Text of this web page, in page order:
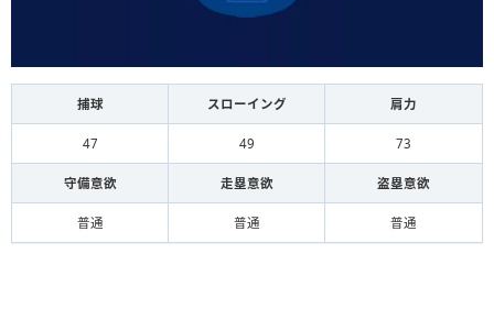
捕球 スローイング 肩力
47 49 73
守備意欲 走塁意欲 盗塁意欲
普通 普通 普通